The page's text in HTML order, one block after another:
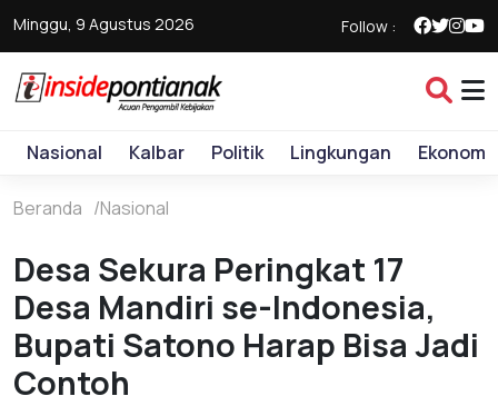
Minggu, 9 Agustus 2026 Follow :
Nasional Kalbar Politik Lingkungan Ekonomi
Beranda Nasional
Desa Sekura Peringkat 17
Desa Mandiri se-Indonesia,
Bupati Satono Harap Bisa Jadi
Contoh